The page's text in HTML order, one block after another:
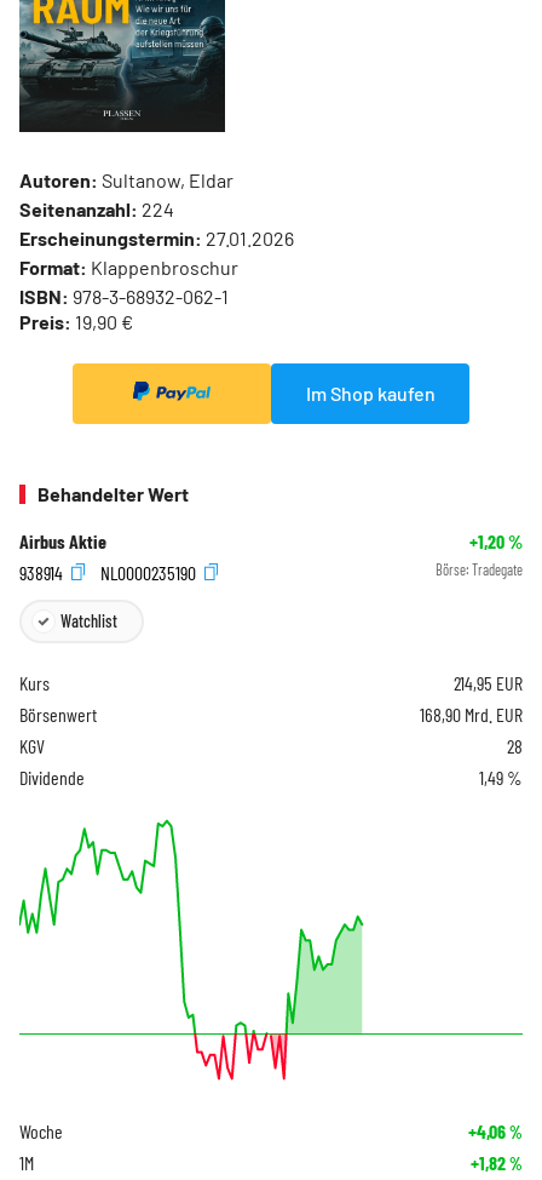
Autoren: Sultanow, Eldar
Seitenanzahl: 224
Erscheinungstermin: 27.01.2026
Format: Klappenbroschur
ISBN: 978-3-68932-062-1
Preis: 19,90 €
Im Shop kaufen
Behandelter Wert
Airbus Aktie +1,20%
938914
NL0000235190 Börse: Tradegate
Watchlist
Kurs 214,95 EUR
Börsenwert
168,90 Mrd. EUR
KGV
28
Dividende
1,49 %
Woche +4,06%
1M +1,82%